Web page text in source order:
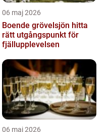
06 maj 2026
Boende grövelsjön hitta
rätt utgångspunkt för
fjällupplevelsen
06 maj 2026